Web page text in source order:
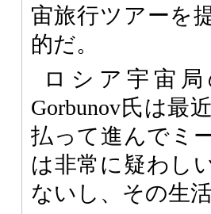
宙旅行ツアーを
的だ。
ロシア宇宙
Gorbunov氏は最
払って進んでミ
は非常に疑わし
ないし、その生